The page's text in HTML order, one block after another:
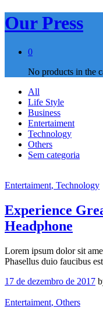
Our Press
0
No products in the
All
Life Style
Business
Entertaiment
Technology
Others
Sem categoria
Entertaiment, Technology
Experience
Headphone
Lorem ipsum dolor sit
Phasellus duio faucibus
17 de dezembro de 2017
Entertaiment, Others